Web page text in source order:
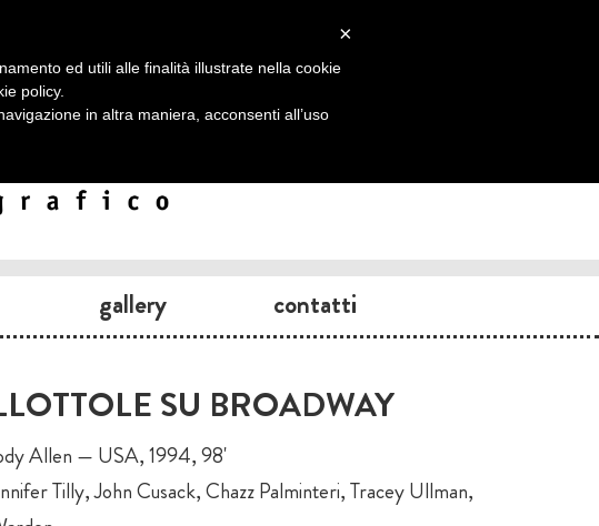
gallery contatti
SU BROADWAY
Allen — USA, 1994, 98'
Tilly, John Cusack, Chazz Palminteri, Tracey Ullman,
×
ed utili alle finalità illustrate nella cookie
policy.
in altra maniera, acconsenti all’uso